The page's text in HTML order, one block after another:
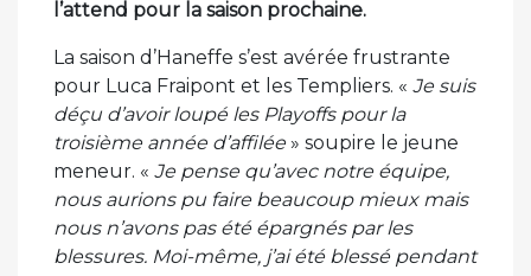
l’attend pour la saison prochaine.
La saison d’Haneffe s’est avérée frustrante
pour Luca Fraipont et les Templiers. « Je suis
déçu d’avoir loupé les Playoffs pour la
troisième année d’affilée» soupire le jeune
meneur. « Je pense qu’avec notre équipe,
nous aurions pu faire beaucoup mieux mais
nous n’avons pas été épargnés par les
blessures. Moi-même, j’ai été blessé pendant